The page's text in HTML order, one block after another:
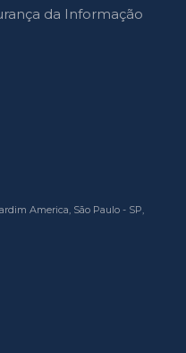
da Informação
America, São Paulo - SP,